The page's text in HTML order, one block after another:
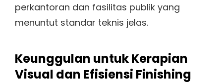
perkantoran dan fasilitas publik yang
menuntut standar teknis jelas.
Keunggulan untuk Kerapian
Visual dan Efisiensi Finishing